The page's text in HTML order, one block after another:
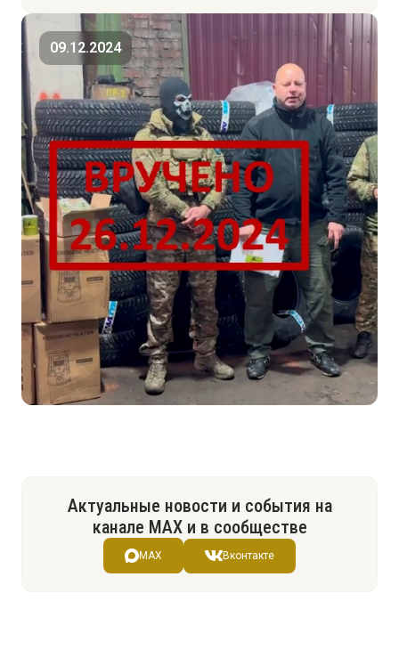
09.12.2024
Актуальные новости и события на
канале МАХ и в сообществе
MAX Вконтакте